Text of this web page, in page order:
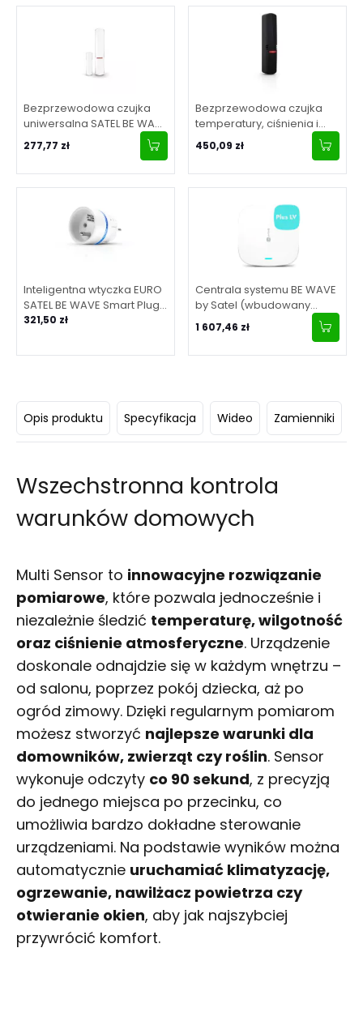
Bezprzewodowa czujka
uniwersalna SATEL BE WAVE
- biały Multipurpose
Detector AXD-200
277,77 zł
Bezprzewodowa czujka
temperatury, ciśnienia i
wilgotności SATEL BE WAVE
- ciemnoszara Multi Sensor
DG ATPH-200
450,09 zł
Inteligentna wtyczka EURO
SATEL BE WAVE Smart Plug E
W ASW-200 E-W
321,50 zł
Centrala systemu BE WAVE
by Satel (wbudowany
moduł GSM, zasilanie 9-28
V DC) Smart HUB Plus LV
1 607,46 zł
Opis produktu Specyfikacja Wideo Zamienniki
Wszechstronna kontrola
warunków domowych
Multi Sensor to innowacyjne rozwiązanie
pomiarowe, które pozwala jednocześnie i
niezależnie śledzić temperaturę, wilgotność
oraz ciśnienie atmosferyczne. Urządzenie
doskonale odnajdzie się w każdym wnętrzu –
od salonu, poprzez pokój dziecka, aż po
ogród zimowy. Dzięki regularnym pomiarom
możesz stworzyć najlepsze warunki dla
domowników, zwierząt czy roślin. Sensor
wykonuje odczyty co 90 sekund, z precyzją
do jednego miejsca po przecinku, co
umożliwia bardzo dokładne sterowanie
urządzeniami. Na podstawie wyników można
automatycznie uruchamiać klimatyzację,
ogrzewanie, nawilżacz powietrza czy
otwieranie okien, aby jak najszybciej
przywrócić komfort.